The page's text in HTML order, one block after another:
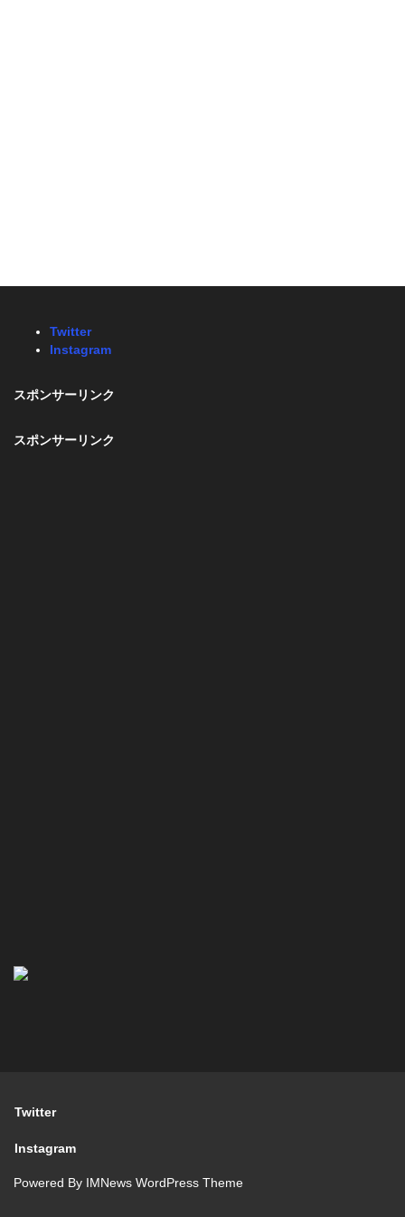
Twitter
Instagram
スポンサーリンク
スポンサーリンク
Twitter
Instagram
Powered By IMNews WordPress Theme